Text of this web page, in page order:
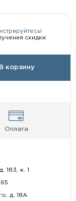
скидки
В корзину
Оплата
183, к. 1
д. 18А